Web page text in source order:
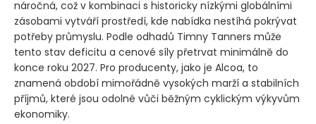
náročná, což v kombinaci s historicky nízkými globálními
zásobami vytváří prostředí, kde nabídka nestíhá pokrývat
potřeby průmyslu. Podle odhadů Timny Tanners může
tento stav deficitu a cenové síly přetrvat minimálně do
konce roku 2027. Pro producenty, jako je Alcoa, to
znamená období mimořádně vysokých marží a stabilních
příjmů, které jsou odolné vůči běžným cyklickým výkyvům
ekonomiky.